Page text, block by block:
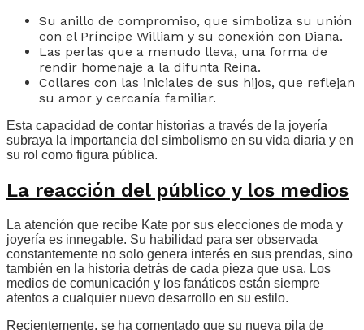
Su anillo de compromiso, que simboliza su unión
con el Príncipe William y su conexión con Diana.
Las perlas que a menudo lleva, una forma de
rendir homenaje a la difunta Reina.
Collares con las iniciales de sus hijos, que reflejan
su amor y cercanía familiar.
Esta capacidad de contar historias a través de la joyería
subraya la importancia del simbolismo en su vida diaria y en
su rol como figura pública.
La reacción del público y los medios
La atención que recibe Kate por sus elecciones de moda y
joyería es innegable. Su habilidad para ser observada
constantemente no solo genera interés en sus prendas, sino
también en la historia detrás de cada pieza que usa. Los
medios de comunicación y los fanáticos están siempre
atentos a cualquier nuevo desarrollo en su estilo.
Recientemente, se ha comentado que su nueva pila de